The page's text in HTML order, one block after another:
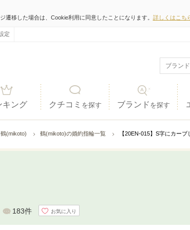
移した場合は、Cookie利用に同意したことになります。 詳しくはこち
定
キング クチコミ を探す ブランド を探す
鶴(mikoto) 鶴(mikoto)の婚約指輪一覧 【20EN-015】S字にカー
183件 お気に入り